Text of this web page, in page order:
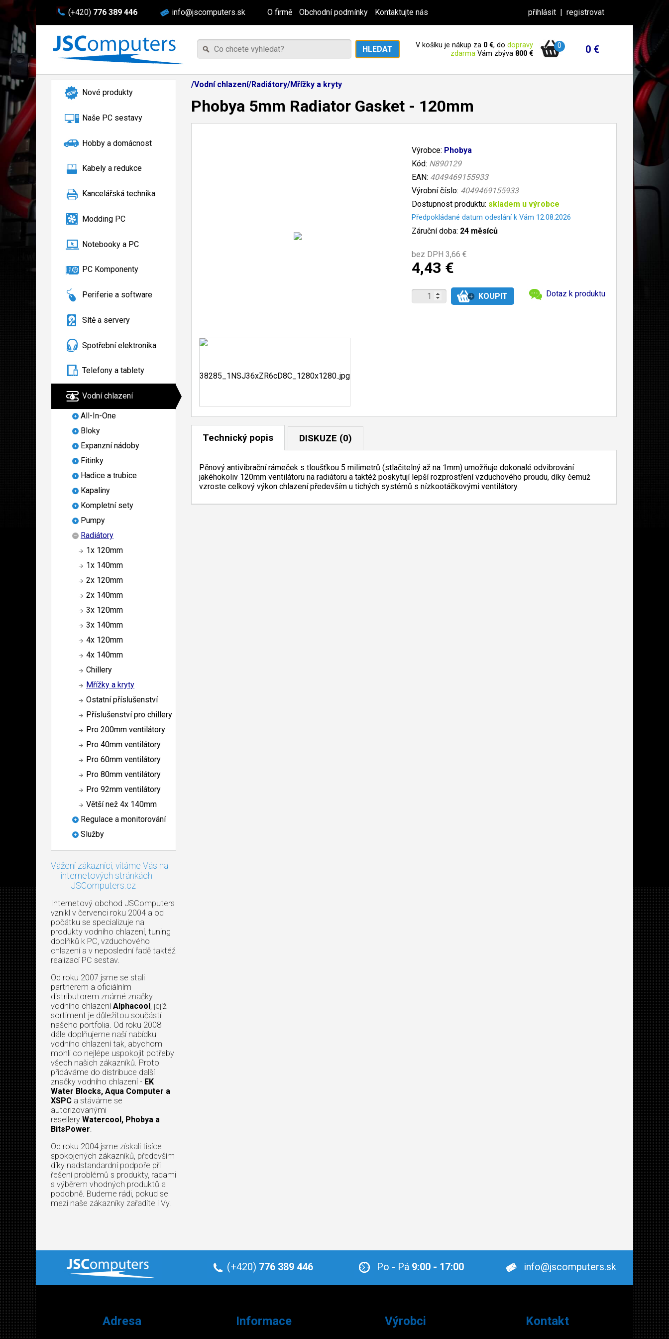
(+420) 776 389 446 info@jscomputers.sk O firmě Obchodní podmínky Kontaktujte nás přihlásit | registrovat
V košíku je nákup za 0 €, do dopravy
zdarma Vám zbýva 800 €
0 0 €
Nové produkty
Naše PC sestavy
Hobby a domácnost
Kabely a redukce
Kancelářská technika
Modding PC
Notebooky a PC
PC Komponenty
Periferie a software
Sítě a servery
Spotřební elektronika
Telefony a tablety
Vodní chlazení
All-In-One
Bloky
Expanzní nádoby
Fitinky
Hadice a trubice
Kapaliny
Kompletní sety
Pumpy
Radiátory
1x 120mm
1x 140mm
2x 120mm
2x 140mm
3x 120mm
3x 140mm
4x 120mm
4x 140mm
Chillery
Mřížky a kryty
Ostatní příslušenství
Příslušenství pro chillery
Pro 200mm ventilátory
Pro 40mm ventilátory
Pro 60mm ventilátory
Pro 80mm ventilátory
Pro 92mm ventilátory
Větší než 4x 140mm
Regulace a monitorování
Služby
Vážení zákazníci, vítáme Vás na
internetových stránkách
JSComputers.cz
Internetový obchod JSComputers
vznikl v červenci roku 2004 a od
počátku se specializuje na
produkty vodního chlazení, tuning
doplňků k PC, vzduchového
chlazení a v neposlední řadě taktéž
realizací PC sestav.
Od roku 2007 jsme se stali
partnerem a oficiálním
distributorem známé značky
vodního chlazení Alphacool, jejíž
sortiment je důležitou součástí
našeho portfolia. Od roku 2008
dále doplňujeme naší nabídku
vodního chlazení tak, abychom
mohli co nejlépe uspokojit potřeby
všech našich zákazníků. Proto
přidáváme do distribuce další
značky vodního chlazení - EK
Water Blocks, Aqua Computer a
XSPC a stáváme se
autorizovanými
resellery Watercool, Phobya a
BitsPower.
Od roku 2004 jsme získali tisíce
spokojených zákazníků, především
díky nadstandardní podpoře při
řešení problémů s produkty, radami
s výběrem vhodných produktů a
podobně. Budeme rádi, pokud se
mezi naše zákazníky zařadíte i Vy.
/Vodní chlazení/Radiátory/Mřížky a kryty
Phobya 5mm Radiator Gasket - 120mm
Výrobce: Phobya
Kód: N890129
EAN: 4049469155933
Výrobní číslo: 4049469155933
Dostupnost produktu: skladem u výrobce
Předpokládané datum odeslání k Vám 12.08.2026
Záruční doba: 24 měsíců
bez DPH 3,66 €
4,43 €
Dotaz k produktu
Technický popis DISKUZE (0)
Pěnový antivibrační rámeček s tloušťkou 5 milimetrů (stlačitelný až na 1mm) umožňuje dokonalé odvibrování
jakéhokoliv 120mm ventilátoru na radiátoru a taktéž poskytují lepší rozprostření vzduchového proudu, díky čemuž
vzroste celkový výkon chlazení především u tichých systémů s nízkootáčkovými ventilátory.
(+420) 776 389 446 Po - Pá 9:00 - 17:00 info@jscomputers.sk
Adresa Informace Výrobci Kontakt